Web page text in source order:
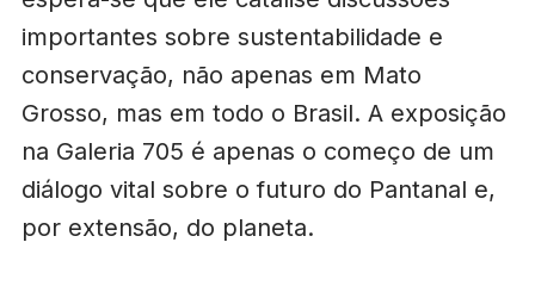
importantes sobre sustentabilidade e
conservação, não apenas em Mato
Grosso, mas em todo o Brasil. A exposição
na Galeria 705 é apenas o começo de um
diálogo vital sobre o futuro do Pantanal e,
por extensão, do planeta.